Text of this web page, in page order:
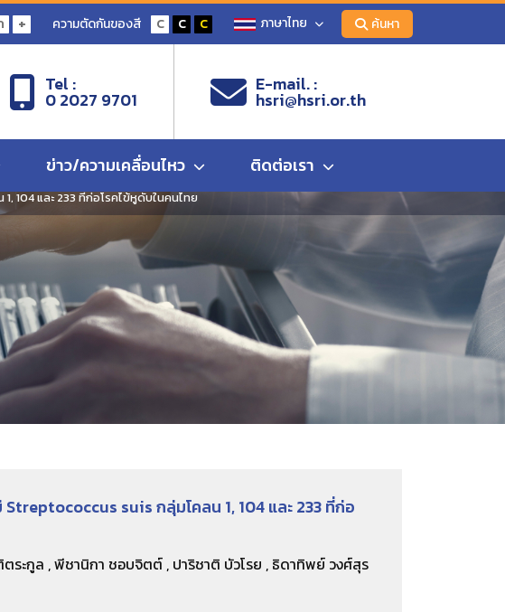
+ ความตัดกันของสี C C C ภาษาไทย ค้นหา
Tel :
0 2027 9701
E-mail. :
hsri@hsri.or.th
ข่าว/ความเคลื่อนไหว ติดต่อเรา
104 และ 233 ที่ก่อโรคไข้หูดับในคนไทย
suis กลุ่มโคลน 1, 104 และ 233 ที่ก่อ
ะกูล , พีชานิกา ชอบจิตต์ , ปาริชาติ บัวโรย , ธิดาทิพย์ วงศ์สุร